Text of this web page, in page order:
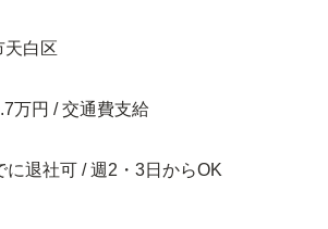
天白区
万円 / 交通費支給
に退社可 / 週2・3日からOK